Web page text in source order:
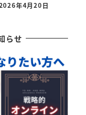
稿日
年4月20日
らせ